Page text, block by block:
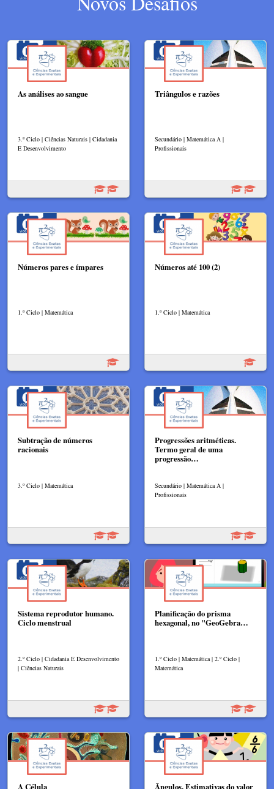
As análises ao sangue
3.º Ciclo | Ciências Naturais | Cidadania
E Desenvolvimento
Triângulos e razões
Secundário | Matemática A |
Profissionais
Números pares e ímpares
1.º Ciclo | Matemática
Números até 100 (2)
1.º Ciclo | Matemática
Subtração de números
racionais
3.º Ciclo | Matemática
Progressões aritméticas.
Termo geral de uma
progressão…
Secundário | Matemática A |
Profissionais
Sistema reprodutor humano.
Ciclo menstrual
2.º Ciclo | Cidadania E Desenvolvimento
| Ciências Naturais
Planificação do prisma
hexagonal, no "GeoGebra…
1.º Ciclo | Matemática | 2.º Ciclo |
Matemática
A Célula
Ângulos. Estimativas do valor